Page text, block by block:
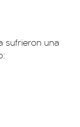
sufrieron una